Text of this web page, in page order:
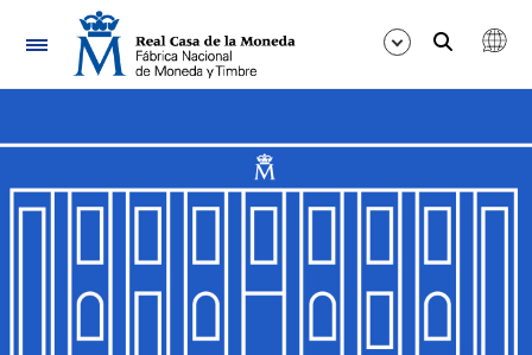
Navegación
Mostrar/Ocultar
Mostrar/Ocultar
Mostrar/Ocultar